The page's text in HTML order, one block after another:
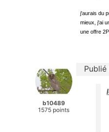
j'aurais du
mieux , j'ai
une offre
b10489
1575 points